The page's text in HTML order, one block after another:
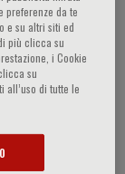
-
Research
1988-
Full marks
in
Seconday
(Massa-
preferenze da te
e su altri siti ed
più clicca su
i Cookie
su
all’uso di tutte le